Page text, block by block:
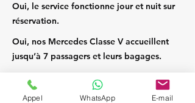
Oui, le service fonctionne jour et nuit sur
réservation.
Oui, nos Mercedes Classe V accueillent
jusqu’à 7 passagers et leurs bagages.
Appel WhatsApp E-mail